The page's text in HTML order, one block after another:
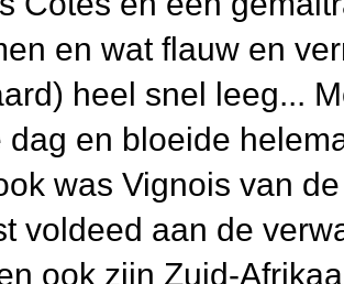
en wat flauw en
heel snel leeg...
dag en bloeide
was Vignois van
voldeed aan de
ook zijn Zuid-